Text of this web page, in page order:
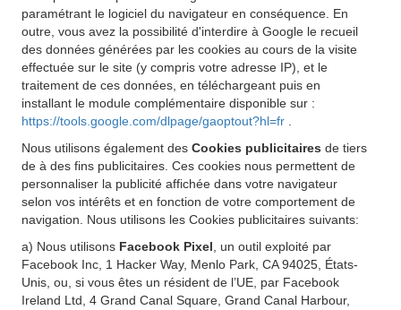
paramétrant le logiciel du navigateur en conséquence. En
outre, vous avez la possibilité d'interdire à Google le recueil
des données générées par les cookies au cours de la visite
effectuée sur le site (y compris votre adresse IP), et le
traitement de ces données, en téléchargeant puis en
installant le module complémentaire disponible sur :
https://tools.google.com/dlpage/gaoptout?hl=fr
Nous utilisons également des Cookies publicitaires de tiers
de à des fins publicitaires. Ces cookies nous permettent de
personnaliser la publicité affichée dans votre navigateur
selon vos intérêts et en fonction de votre comportement de
navigation. Nous utilisons les Cookies publicitaires suivants:
a) Nous utilisons Facebook Pixel , un outil exploité par
Facebook Inc, 1 Hacker Way, Menlo Park, CA 94025, États-
Unis, ou, si vous êtes un résident de l’UE, par Facebook
Ireland Ltd, 4 Grand Canal Square, Grand Canal Harbour,